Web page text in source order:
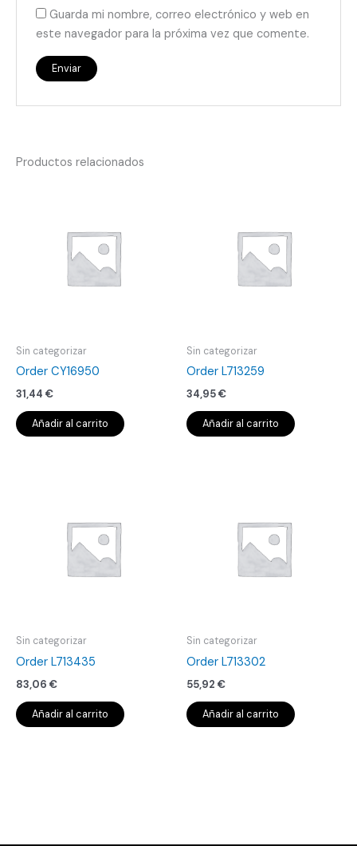
Guarda mi nombre, correo electrónico y web en
este navegador para la próxima vez que comente.
Productos relacionados
Sin categorizar
Order CY16950
31,44 €
Añadir al carrito
Sin categorizar
Order L713259
34,95€
Añadir al carrito
Sin categorizar
Order L713435
83,06 €
Añadir al carrito
Sin categorizar
Order L713302
55,92 €
Añadir al carrito